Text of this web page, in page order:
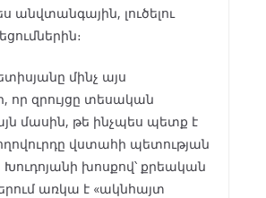
լուծելու
մինչ այս
որ զրույցը տեսական
մասին, թե ինչպես պետք է
վստահի պետության
խոսքով՝ քրեական
առկա է «ակնհայտ